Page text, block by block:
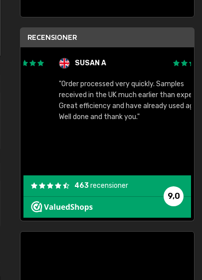
RECENSIONER
SUSAN A
"Order processed very quickly. Samples
received in the UK much earlier than expected.
Great efficiency and have already used again.
Well done and thank you."
9,0
463recensioner